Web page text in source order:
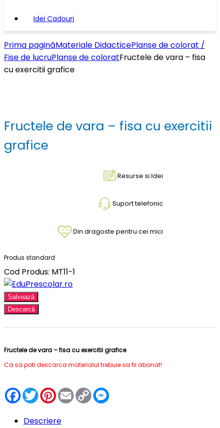
Idei Cadouri
Prima paginăMateriale DidacticePlanse de colorat /
Fise de lucruPlanse de coloratFructele de vara – fisa
cu exercitii grafice
Fructele de vara – fisa cu exercitii
grafice
Resurse si Idei
Suport telefonic
Din dragoste pentru cei mici
Produs standard
Cod Produs: MT11-1
Salvează
Descarcă
Fructele de vara – fisa cu exercitii grafice
Ca sa poti descarca materialul trebuie sa fii abonat!
Facebook
TwitterPinterest
EmailCopy
Link
Descriere